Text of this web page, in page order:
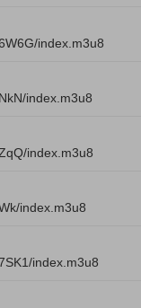
index.m3u8
index.m3u8
index.m3u8
index.m3u8
index.m3u8